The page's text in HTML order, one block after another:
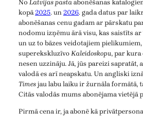
NoLatvijas pastaabonēšanas
kopā2025. un2026. gada datus par
abonēšanas cenu gadam ar pārskatu
nodomu izņēmu ārā visu, kas saistīts
un uz to bāzes veidotajiem
superekskluzīvoKaleidoskopu, par kura
nesen uzzināju. Jā, jūs pareizi sapratāt,
valodā es arī neapskatu. Un angliski
Timesjau labu laiku ir žurnāla formātā,
Citās valodās mums abonējama vietējā
Pirmā cena ir, ja abonē kā